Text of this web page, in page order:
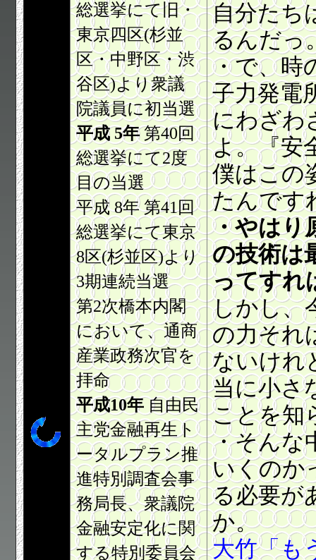
総選挙にて旧・
東京四区(杉並
区・中野区・渋
谷区)より衆議
院議員に初当選
平成 5年第40回
総選挙にて2度
目の当選
平成 8年 第41回
総選挙にて東京
8区(杉並区)より
3期連続当選
第2次橋本内閣
において、通商
産業政務次官を
拝命
平成10年 自由民
主党金融再生ト
ータルプラン推
進特別調査会事
務局長、衆議院
金融安定化に関
する特別委員会
自分たち
るんだっ
・で、時
子力発電
にわざわ
よ。『安
僕はこの
たんです
・やはり
の技術は
ってすれ
しかし、
の力それ
ないけれ
当に小さ
ことを知
・そんな
いくのか
る必要が
か。
大竹「も